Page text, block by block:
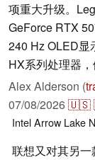
项重大升级。
GeForce RTX
240 Hz OLED显
HX系列处理器
Alex Alderson (
07/08/2026🇺🇸
IntelArrow Lake
联想又对其另